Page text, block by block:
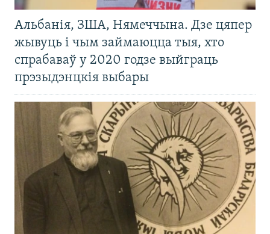
Альбанія, ЗША, Нямеччына. Дзе цяпер
жывуць і чым займаюцца тыя, хто
спрабаваў у 2020 годзе выйграць
прэзыдэнцкія выбары